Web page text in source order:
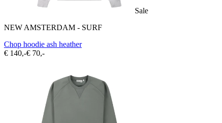
Sale
NEW AMSTERDAM - SURF
Chop hoodie ash heather
€ 140,-€ 70,-